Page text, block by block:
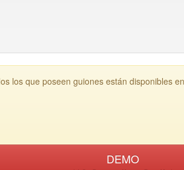
los que poseen guiones están disponibles
DEMO